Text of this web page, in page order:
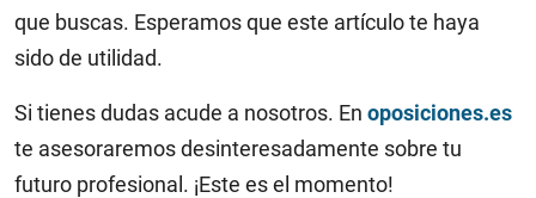
que buscas. Esperamos que este artículo te haya
sido de utilidad.
Si tienes dudas acude a nosotros. En oposiciones.es
te asesoraremos desinteresadamente sobre tu
futuro profesional. ¡Este es el momento!